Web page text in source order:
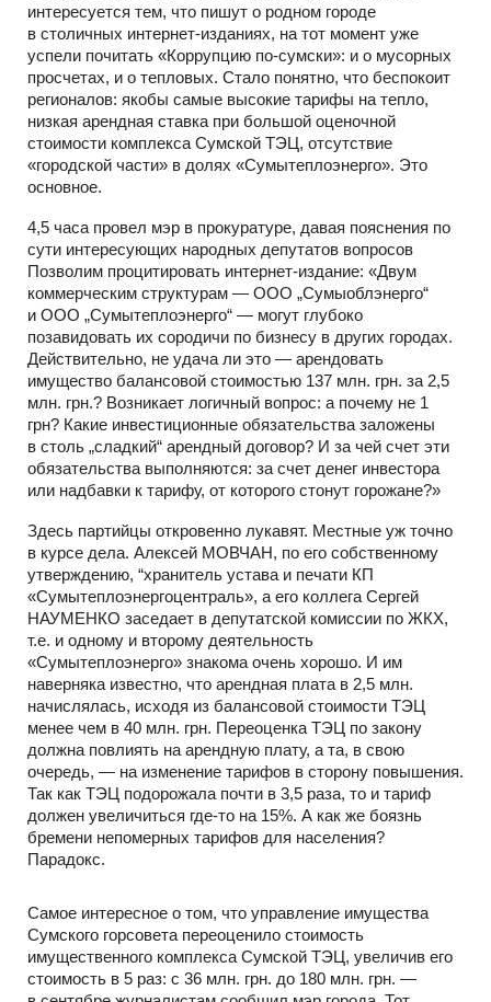
интересуется тем, что пишут о родном городе
в столичных интернет-изданиях, на тот момент уже
успели почитать «Коррупцию по-сумски»: и о мусорных
просчетах, и о тепловых. Стало понятно, что беспокоит
регионалов: якобы самые высокие тарифы на тепло,
низкая арендная ставка при большой оценочной
стоимости комплекса Сумской ТЭЦ, отсутствие
«городской части» в долях «Сумытеплоэнерго». Это
основное.
4,5 часа провел мэр в прокуратуре, давая пояснения по
сути интересующих народных депутатов вопросов
Позволим процитировать интернет-издание: «Двум
коммерческим структурам — ООО „Сумыоблэнерго“
и ООО „Сумытеплоэнерго“ — могут глубоко
позавидовать их сородичи по бизнесу в других городах.
Действительно, не удача ли это — арендовать
имущество балансовой стоимостью 137 млн. грн. за 2,5
млн. грн.? Возникает логичный вопрос: а почему не 1
грн? Какие инвестиционные обязательства заложены
в столь „сладкий“ арендный договор? И за чей счет эти
обязательства выполняются: за счет денег инвестора
или надбавки к тарифу, от которого стонут горожане?»
Здесь партийцы откровенно лукавят. Местные уж точно
в курсе дела. Алексей МОВЧАН, по его собственному
утверждению, “хранитель устава и печати КП
«Сумытеплоэнергоцентраль», а его коллега Сергей
НАУМЕНКО заседает в депутатской комиссии по ЖКХ,
т.е. и одному и второму деятельность
«Сумытеплоэнерго» знакома очень хорошо. И им
наверняка известно, что арендная плата в 2,5 млн.
начислялась, исходя из балансовой стоимости ТЭЦ
менее чем в 40 млн. грн. Переоценка ТЭЦ по закону
должна повлиять на арендную плату, а та, в свою
очередь, — на изменение тарифов в сторону повышения.
Так как ТЭЦ подорожала почти в 3,5 раза, то и тариф
должен увеличиться где-то на 15%. А как же боязнь
бремени непомерных тарифов для населения?
Парадокс.
Самое интересное о том, что управление имущества
Сумского горсовета переоценило стоимость
имущественного комплекса Сумской ТЭЦ, увеличив его
стоимость в 5 раз: с 36 млн. грн. до 180 млн. грн. —